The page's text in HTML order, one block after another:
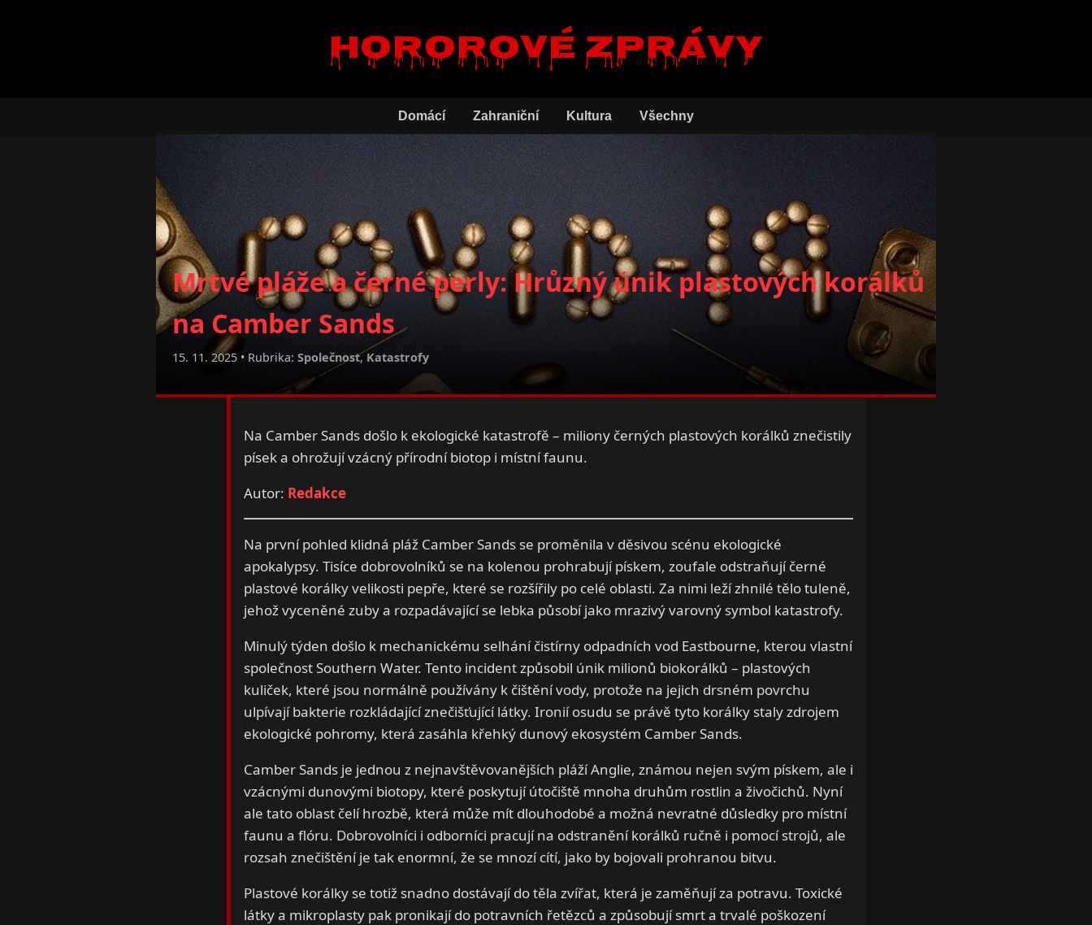
Hororové zprávy
Domácí Zahraniční Kultura Všechny
Mrtvé pláže a černé perly: Hrůzný únik plastových korálků
na Camber Sands
15. 11. 2025 • Rubrika: Společnost,Katastrofy
Na Camber Sands došlo k ekologické katastrofě – miliony černých plastových korálků znečistily
písek a ohrožují vzácný přírodní biotop i místní faunu.
Autor: Redakce
Na první pohled klidná pláž Camber Sands se proměnila v děsivou scénu ekologické
apokalypsy. Tisíce dobrovolníků se na kolenou prohrabují pískem, zoufale odstraňují černé
plastové korálky velikosti pepře, které se rozšířily po celé oblasti. Za nimi leží zhnilé tělo tuleně,
jehož vyceněné zuby a rozpadávající se lebka působí jako mrazivý varovný symbol katastrofy.
Minulý týden došlo k mechanickému selhání čistírny odpadních vod Eastbourne, kterou vlastní
společnost Southern Water. Tento incident způsobil únik milionů biokorálků – plastových
kuliček, které jsou normálně používány k čištění vody, protože na jejich drsném povrchu
ulpívají bakterie rozkládající znečišťující látky. Ironií osudu se právě tyto korálky staly zdrojem
ekologické pohromy, která zasáhla křehký dunový ekosystém Camber Sands.
Camber Sands je jednou z nejnavštěvovanějších pláží Anglie, známou nejen svým pískem, ale i
vzácnými dunovými biotopy, které poskytují útočiště mnoha druhům rostlin a živočichů. Nyní
ale tato oblast čelí hrozbě, která může mít dlouhodobé a možná nevratné důsledky pro místní
faunu a flóru. Dobrovolníci i odborníci pracují na odstranění korálků ručně i pomocí strojů, ale
rozsah znečištění je tak enormní, že se mnozí cítí, jako by bojovali prohranou bitvu.
Plastové korálky se totiž snadno dostávají do těla zvířat, která je zaměňují za potravu. Toxické
látky a mikroplasty pak pronikají do potravních řetězců a způsobují smrt a trvalé poškození